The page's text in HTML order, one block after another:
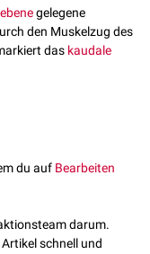
gelegene
den Muskelzug des
das kaudale
du auf Bearbeiten
darum.
schnell und